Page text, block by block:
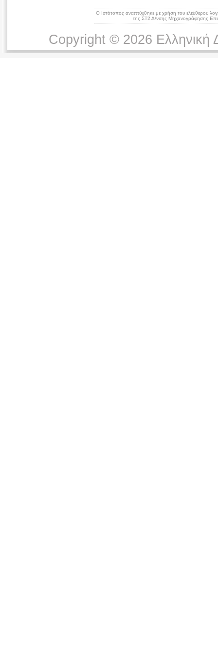
Ο Ιστότοπος αναπτύχθηκε με χρήση του ελεύθερου
της ΣΤ2 Δ/νσης Μηχανογράφησης
Copyright © 2026